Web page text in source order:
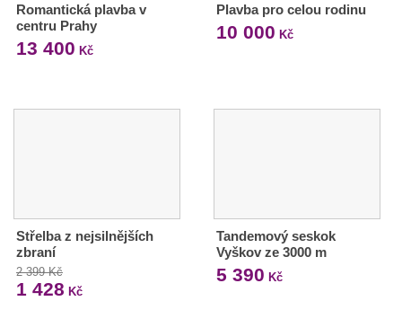
Romantická plavba v
centru Prahy
13 400 Kč
Plavba pro celou rodinu
10 000 Kč
Střelba z nejsilnějších
zbraní
2 399 Kč
1 428 Kč
Tandemový seskok
Vyškov ze 3000 m
5 390 Kč